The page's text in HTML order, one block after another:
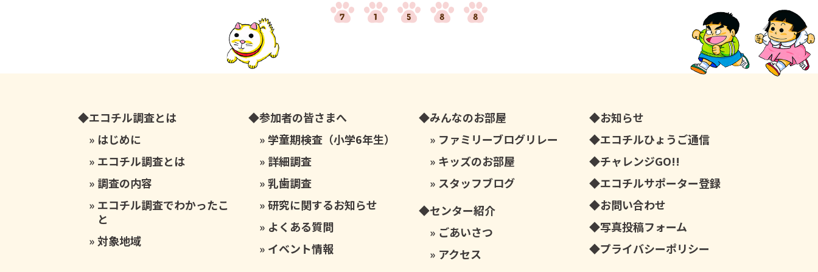
エコチル調査とは
はじめに
エコチル調査とは
調査の内容
エコチル調査でわかったこ
と
対象地域
参加者の皆さまへ
学童期検査（小学6年生）
詳細調査
乳歯調査
研究に関するお知らせ
よくある質問
イベント情報
みんなのお部屋
ファミリーブログリレー
キッズのお部屋
スタッフブログ
センター紹介
ごあいさつ
アクセス
お知らせ
エコチルひょうご通信
チャレンジGO!!
エコチルサポーター登録
お問い合わせ
写真投稿フォーム
プライバシーポリシー